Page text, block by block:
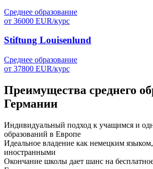
Среднее образование
от 36000 EUR/курс
Stiftung Louisenlund
Среднее образование
от 37800 EUR/курс
Преимущества среднего
Германии
Индивидуальный подход к учащимся и
образований в Европе
Идеальное владение как немецким
иностранными
Окончание школы дает шанс на